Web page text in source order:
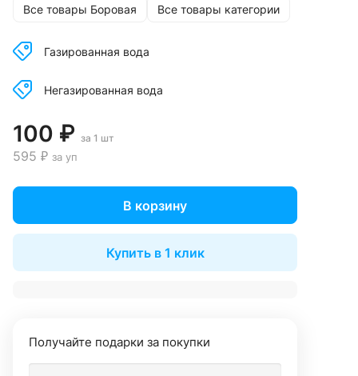
Все товары Боровая Все товары категории
Газированная вода
Негазированная вода
100 ₽ за 1 шт
595 ₽ за уп
В корзину
Купить в 1 клик
Получайте подарки за покупки